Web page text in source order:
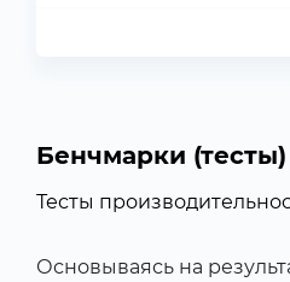
Бенчмарки (тесты)
Тесты
Основываясь на